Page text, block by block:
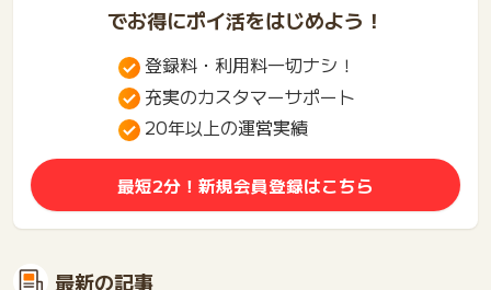
でお得にポイ活をはじめよう！
登録料・利用料一切ナシ！
充実のカスタマーサポート
20年以上の運営実績
最短2分！新規会員登録はこちら
最新の記事